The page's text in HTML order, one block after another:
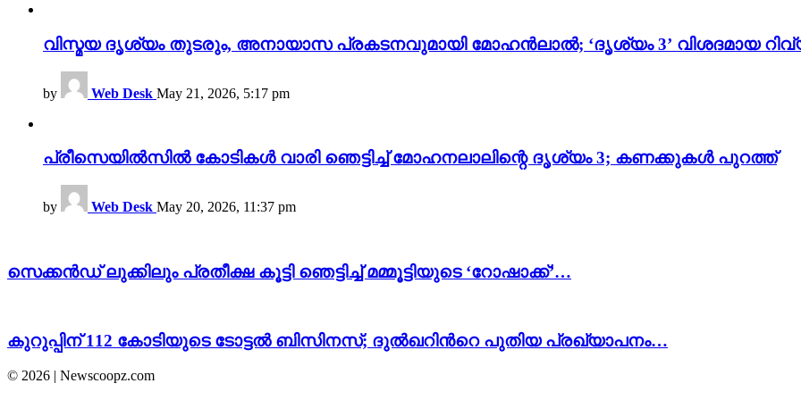
വിസ്മയ ദൃശ്യം തുടരും, അനായാസ പ്രകടനവുമായി മോഹൻലാൽ; ‘ദൃശ്യം 3’ വിശദമായ
by Web Desk May 21, 2026, 5:17 pm
പ്രീസെയിൽസിൽ കോടികൾ വാരി ഞെട്ടിച്ച് മോഹനലാലിന്റെ ദൃശ്യം 3; കണക്കുകൾ പുറത്ത്
by Web Desk May 20, 2026, 11:37 pm
സെക്കൻഡ് ലുക്കിലും പ്രതീക്ഷ കൂട്ടി ഞെട്ടിച്ച് മമ്മൂട്ടിയുടെ ‘റോഷാക്ക്’…
കുറുപ്പിന് 112 കോടിയുടെ ടോട്ടൽ ബിസിനസ്; ദുൽഖറിന്‍റെ പുതിയ പ്രഖ്യാപനം…
© 2026 | Newscoopz.com